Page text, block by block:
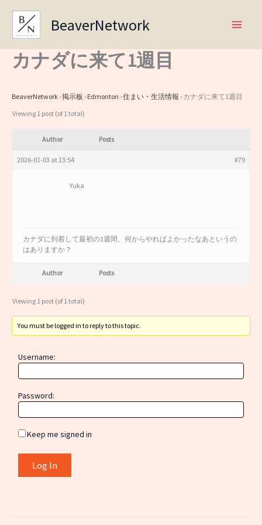
Skip
content
BeaverNetwork
カナダに来て1週目
BeaverNetwork ›掲示板 › Edmonton ›住まい・生活情報 › カナダに来て1週目
Viewing 1 post (of 1 total)
Author Posts
2026-01-03 at 13:54 #79
Yuka
カナダに到着して最初の1週間、何からやればよかったなあというの
はありますか？
Author Posts
Viewing 1 post (of 1 total)
You must be logged in to reply to this topic.
Username:
Password:
Keep me signed in
Log In